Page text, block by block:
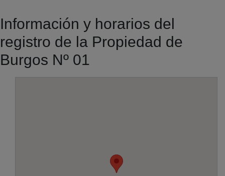
Información y horarios del
registro de la Propiedad de
Burgos Nº 01